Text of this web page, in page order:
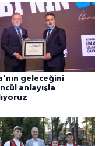
geleceğini
anlayışla